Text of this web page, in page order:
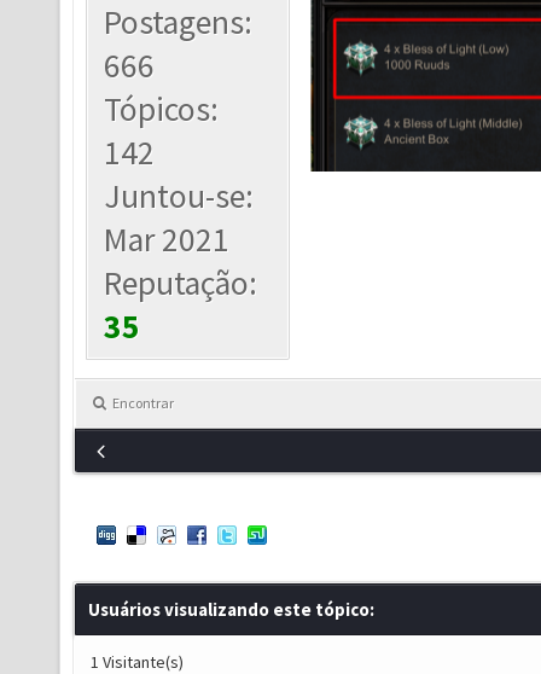
Postagens:
666
Tópicos:
142
Juntou-se:
Mar 2021
Reputação:
35
Encontrar
Usuários visualizando este tópico:
1 Visitante(s)